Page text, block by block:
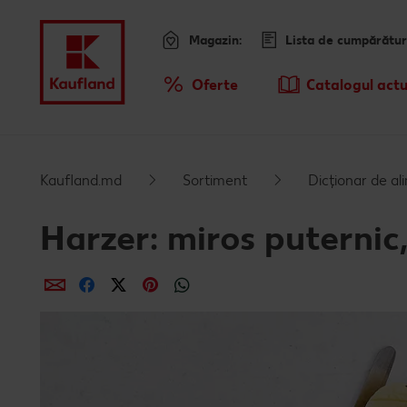
Meniu Oferte Catalogul
Magazin: Lista de
Kaufland.md Sortiment Dicționar de
Harzer: miros
DistribuieDistribuieDistribuieDistribuie